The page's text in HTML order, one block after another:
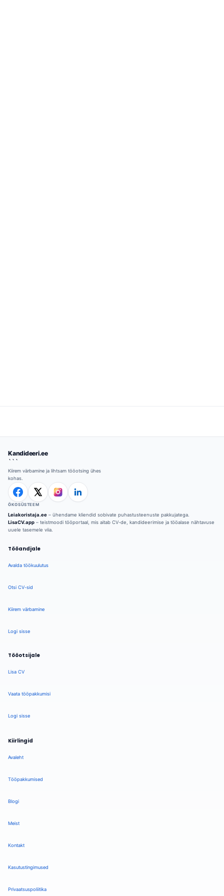
Kandideeri.ee
```
Kiirem värbamine ja lihtsam tööotsing ühes
kohas.
ÖKOSÜSTEEM
Leiakoristaja.ee – ühendame kliendid sobivate puhastusteenuste pakkujatega.
LisaCV.app – teistmoodi tööportaal, mis aitab CV-de, kandideerimise ja tööalase nähtavuse
uuele tasemele viia.
Tööandjale
Avalda töökuulutus
Otsi CV-sid
Kiirem värbamine
Logi sisse
Tööotsijale
Lisa CV
Vaata tööpakkumisi
Logi sisse
Kiirlingid
Avaleht
Tööpakkumised
Blogi
Meist
Kontakt
Kasutustingimused
Privaatsuspoliitika